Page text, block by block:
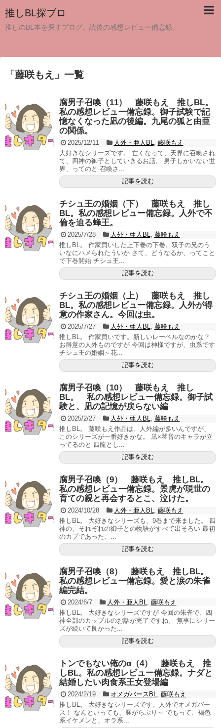
推しBL探ブロ
推しのBL本を探すブログ。読後の感想レビュー備忘録。
「 藤咲もえ 」 一覧
腐男子召喚（11） 藤咲もえ 推しBL。
私の感想レビュー備忘録。御子試験で記
憶なくなった凪の後編。九尾の狐と由亜
の関係。
2025/12/11 人外・亜人BL
藤咲もえ
大好きなシリーズです。 亡くなって、天界に召喚され
て、四神の御子としていきるお話。 男子しかいない世
界、ってのと 召喚さ...
記事を読む
チシュ王の婚姻（下） 藤咲もえ 推し
BL。私の感想レビュー備忘録。人外で不
倫を迫る蜂王。
2025/7/28 人外・亜人BL
藤咲もえ
推しBL。 作家買いした上下巻の下巻。双子の兄のう
いなにハメられたういか さて、どうなるか、ってこと
で下巻開始 チシュ王...
記事を読む
チシュ王の婚姻（上） 藤咲もえ 推し
BL。私の感想レビュー備忘録。人外が得
意の作家さん。今回は虫。
2025/7/27 人外・亜人BL
藤咲もえ
推しBL。 作家買いです。新しいレーベルなのかな？
お得意の人外ものですが 今回は神様ですが、虫系です
チシュ王の婚姻～花...
記事を読む
腐男子召喚（10） 藤咲もえ 推し
BL。 私の感想レビュー備忘録。御子試
験と、凪の記憶が戻らない編
2025/2/27 人外・亜人BL
藤咲もえ
推しBL。 藤咲もえ作品は、人外編が多いんですが、
このシリーズが一番好きかな。 凪×琴音のキャラが立
ってるのと 四龍とし...
記事を読む
腐男子召喚（9） 藤咲もえ 推しBL。
私の感想レビュー備忘録。景虎が現世の
育ての親と再会するとこ、泣けた。
2024/10/28 人外・亜人BL
藤咲もえ
推しBL。 大好きなシリーズも、9巻まで来ました。 四
神の、それぞれの御子との物語がすべて出そろい 最初
のカプであった、...
記事を読む
腐男子召喚（8） 藤咲もえ 推しBL。
私の感想レビュー備忘録。愛と涙の朱雀
編完結。
2024/6/7 人外・亜人BL
藤咲もえ
推しBL。 大好きなシリーズですが 今回の朱雀で、四
神全部のカップルのお話が完了ですね。 無事にシリー
ズが続いて良かった...
記事を読む
トンでもない俺のα（4） 藤咲もえ 推
しBL。私の感想レビュー備忘録。ナダと
結婚したい肉食系王女登場編
2024/2/19 オメガバースBL
藤咲もえ
推しBL。 大好きなシリーズです。人外でオメガバー
ス！ なんといっても、豚がらぶり～ でもって、褐色
系イケメンと、オラ系...